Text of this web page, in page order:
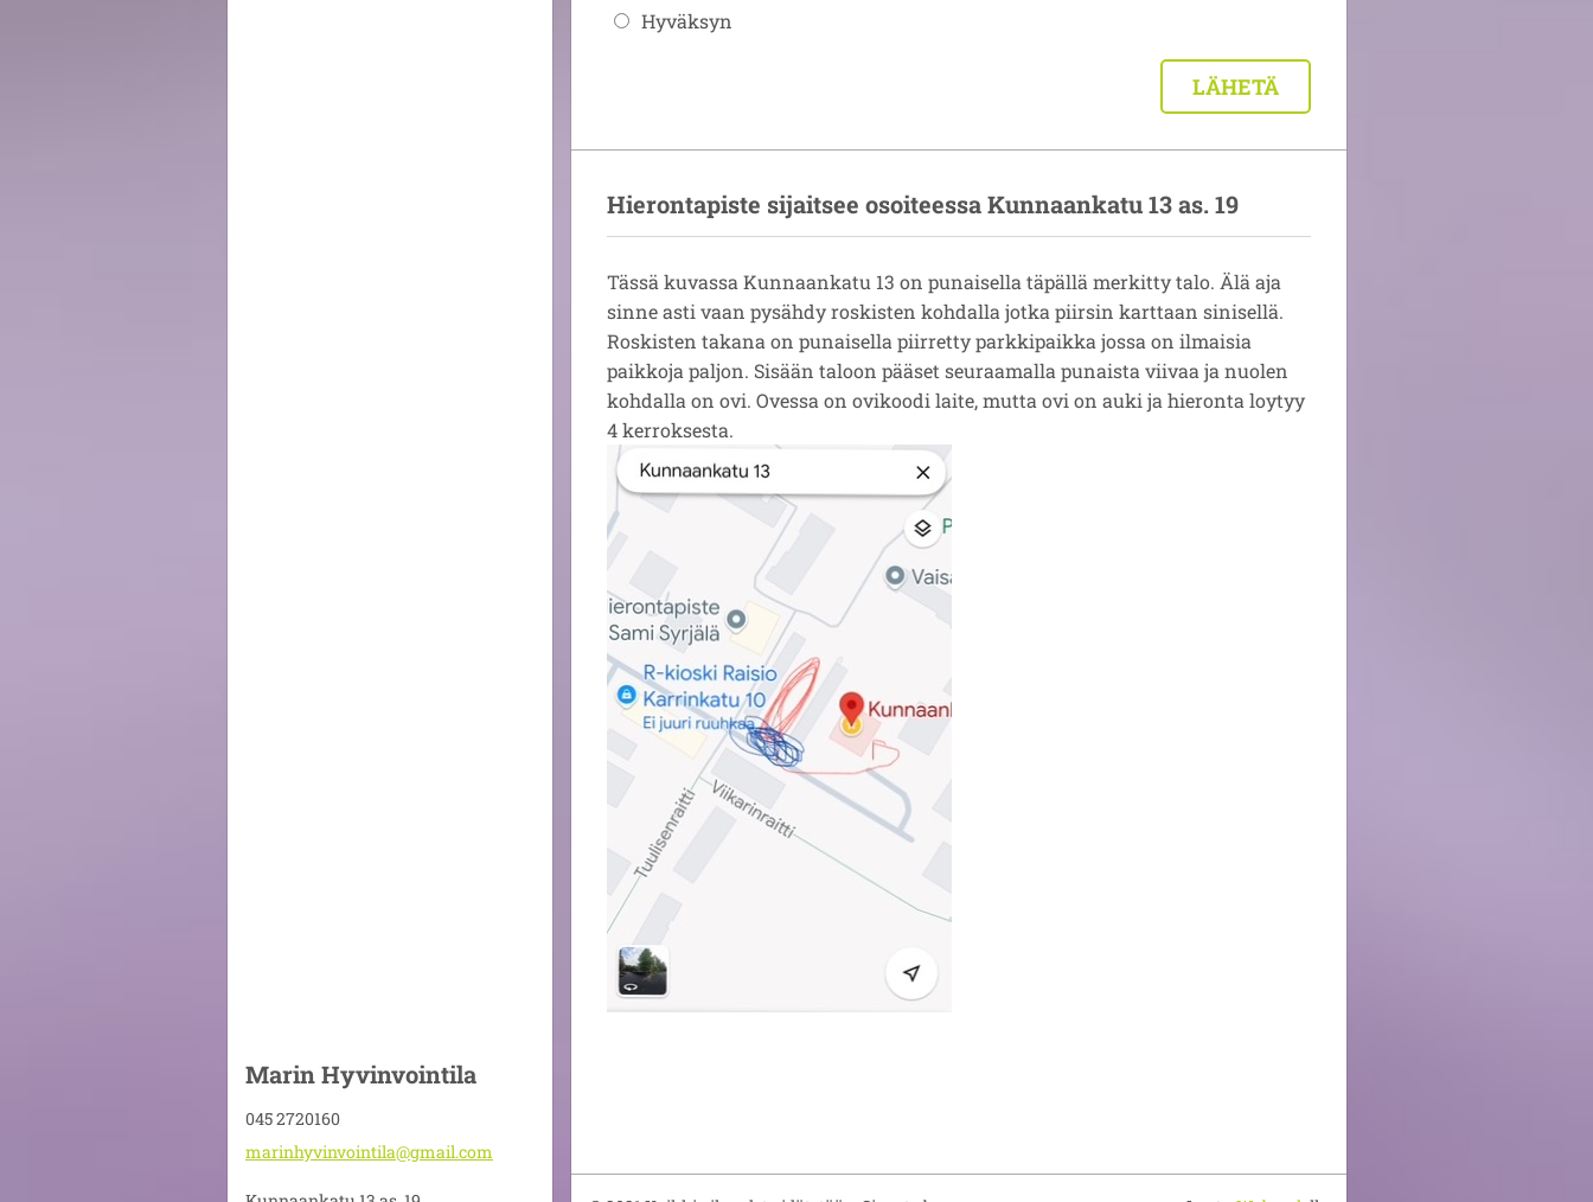
Marin Hyvinvointila
045 2720160
marinhyvinvointila@gmail.com
Hyväksyn
Hierontapiste sijaitsee osoiteessa Kunnaankatu 13 as. 19
Tässä kuvassa Kunnaankatu 13 on punaisella täpällä merkitty talo. Älä aja
sinne asti vaan pysähdy roskisten kohdalla jotka piirsin karttaan sinisellä.
Roskisten takana on punaisella piirretty parkkipaikka jossa on ilmaisia
paikkoja paljon. Sisään taloon pääset seuraamalla punaista viivaa ja nuolen
kohdalla on ovi. Ovessa on ovikoodi laite, mutta ovi on auki ja hieronta loytyy
4 kerroksesta.